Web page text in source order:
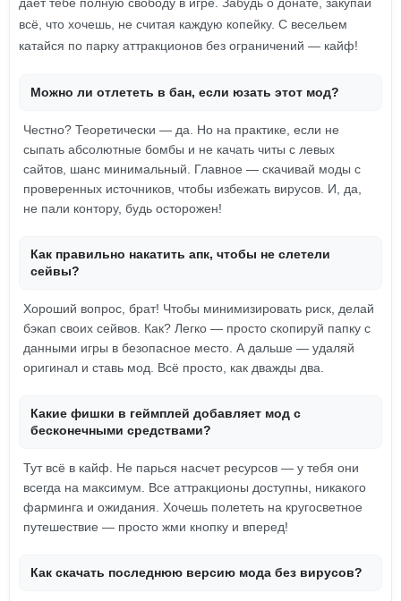
всё, что хочешь, не считая каждую копейку. С весельем
катайся по парку аттракционов без ограничений — кайф!
Можно ли отлететь в бан, если юзать этот мод?
Честно? Теоретически — да. Но на практике, если не
сыпать абсолютные бомбы и не качать читы с левых
сайтов, шанс минимальный. Главное — скачивай моды с
проверенных источников, чтобы избежать вирусов. И, да,
не пали контору, будь осторожен!
Как правильно накатить апк, чтобы не слетели
сейвы?
Хороший вопрос, брат! Чтобы минимизировать риск, делай
бэкап своих сейвов. Как? Легко — просто скопируй папку с
данными игры в безопасное место. А дальше — удаляй
оригинал и ставь мод. Всё просто, как дважды два.
Какие фишки в геймплей добавляет мод с
бесконечными средствами?
Тут всё в кайф. Не парься насчет ресурсов — у тебя они
всегда на максимум. Все аттракционы доступны, никакого
фарминга и ожидания. Хочешь полететь на кругосветное
путешествие — просто жми кнопку и вперед!
Как скачать последнюю версию мода без вирусов?